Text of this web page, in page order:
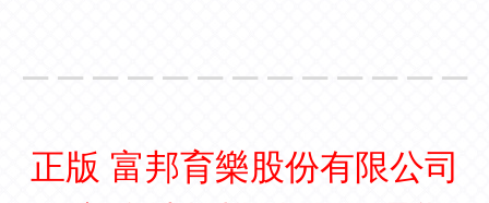
正版 富邦育樂股份有限公司